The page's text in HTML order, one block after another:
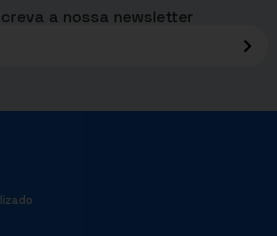
a nossa newsletter